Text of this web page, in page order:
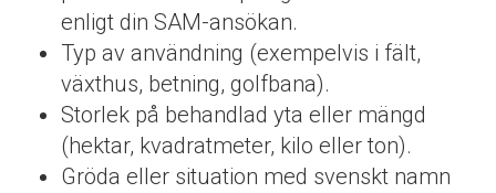
enligt din SAM-ansökan.
Typ av användning (exempelvis i fält,
växthus, betning, golfbana).
Storlek på behandlad yta eller mängd
(hektar, kvadratmeter, kilo eller ton).
Gröda eller situation med svenskt namn